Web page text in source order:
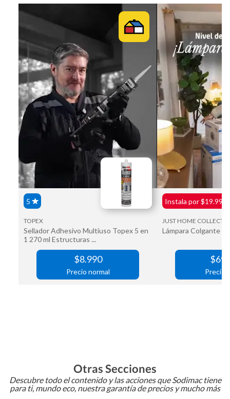
Otras Secciones
Descubre todo el contenido y las acciones que Sodimac tiene
para ti, mundo eco, nuestra garantía de precios y mucho más